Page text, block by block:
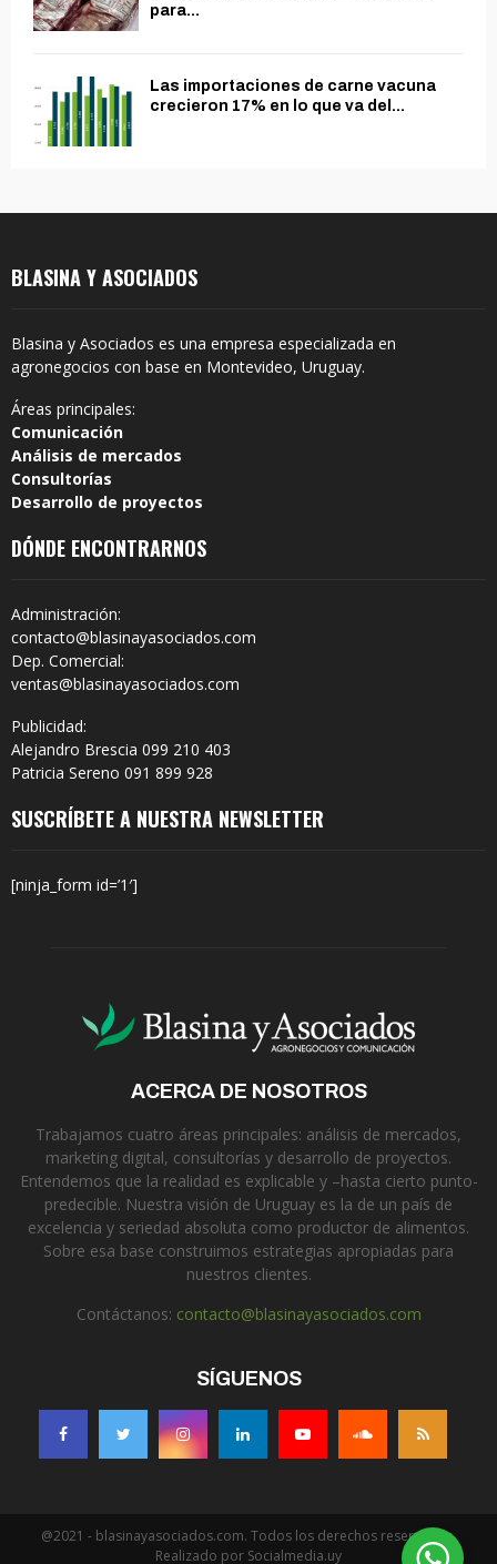
para...
Las importaciones de carne vacuna
crecieron 17% en lo que va del...
BLASINA Y ASOCIADOS
Blasina y Asociados es una empresa especializada en
agronegocios con base en Montevideo, Uruguay.
Áreas principales:
Comunicación
Análisis de mercados
Consultorías
Desarrollo de proyectos
DÓNDE ENCONTRARNOS
Administración:
contacto@blasinayasociados.com
Dep. Comercial:
ventas@blasinayasociados.com
Publicidad:
Alejandro Brescia 099 210 403
Patricia Sereno 091 899 928
SUSCRÍBETE A NUESTRA NEWSLETTER
[ninja_form id=’1′]
ACERCA DE NOSOTROS
Trabajamos cuatro áreas principales: análisis de mercados,
marketing digital, consultorías y desarrollo de proyectos.
Entendemos que la realidad es explicable y –hasta cierto punto-
predecible. Nuestra visión de Uruguay es la de un país de
excelencia y seriedad absoluta como productor de alimentos.
Sobre esa base construimos estrategias apropiadas para
nuestros clientes.
Contáctanos: contacto@blasinayasociados.com
SÍGUENOS
@2021 - blasinayasociados.com. Todos los derechos reservados.
Realizado por Socialmedia.uy